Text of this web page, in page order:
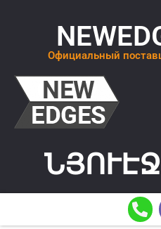
Официальный